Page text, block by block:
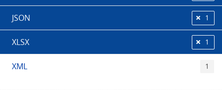
JSON 1
XLSX 1
XML 1